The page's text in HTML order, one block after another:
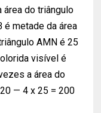
área do triângulo
é metade da área
AMN é 25
visível é
a área do
— 4 x 25 = 200